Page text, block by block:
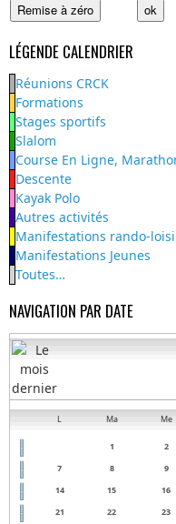
LÉGENDE CALENDRIER
Réunions CRCK
Formations
Stages sportifs
Slalom
Course En Ligne,
Descente
Kayak Polo
Autres activités
Manifestations rando-
Manifestations Jeunes
Toutes…
NAVIGATION PAR DATE
L Ma Me
1 2
7
8 9
14
15 16
21
22 23